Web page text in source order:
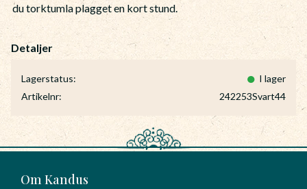
Lagerstatus
I lager
Artikelnr
242253Svart44
du torktumla plagget en kort stund.
Om Kandus